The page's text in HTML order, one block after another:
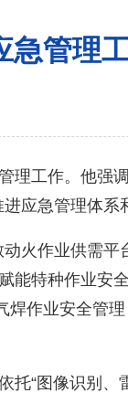
急管理
工作。他强
应急管理体系
作业供需平
能特种作业
焊作业安全管
“图像识别、